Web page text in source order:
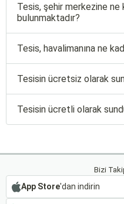
Tesis, şehir merkezine ne
bulunmaktadır?
Tesis, havalimanına ne
Tesisin ücretsiz olarak
Tesisin ücretli olarak
Bizi
App Store'dan indirin